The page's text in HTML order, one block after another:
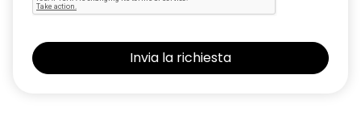
sellerie in tessuto 100% riciclato, jacquard di raso nero
shark antenna